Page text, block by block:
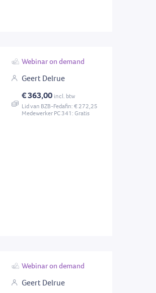
Webinar on demand
Geert Delrue
€ 363,00 incl. btw
Lid van BZB-Fedafin: € 272,25
Medewerker PC 341: Gratis
Webinar on demand
Geert Delrue